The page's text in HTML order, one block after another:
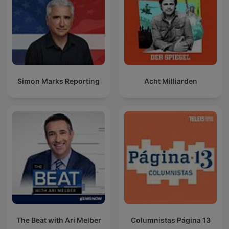
Simon Marks Reporting Acht Milliarden
The Beat with Ari Melber Columnistas Página 13